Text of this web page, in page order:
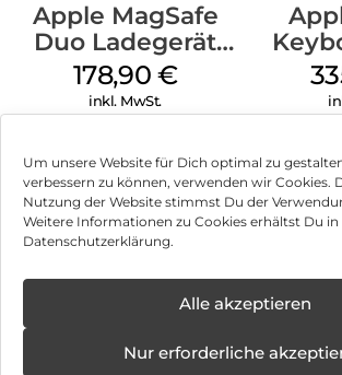
Um unsere Website für Dich optimal zu
verbessern zu können, verwenden wir Cookies.
Nutzung der Website stimmst Du der
Weitere Informationen zu Cookies erhältst Du in
Datenschutzerklärung.
Alle akzeptieren
Nur erforderliche
Apple MagSafe
Duo Ladegerät
Weiß
178,90 €
inkl. MwSt.
iPad
Impressum
Können wir Dir behilflich